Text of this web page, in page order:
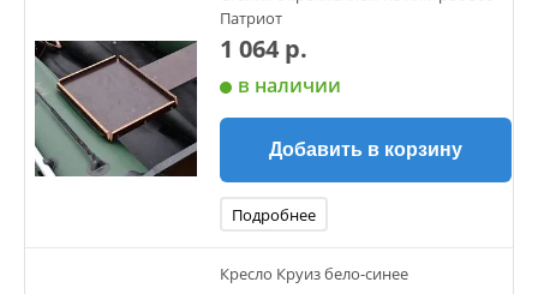
Патриот
1 064 р.
в наличии
Добавить в корзину
Подробнее
Кресло Круиз бело-синее